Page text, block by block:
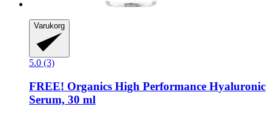
Varukorg
5.0 (3)
FREE! Organics High Performance Hyaluronic
Serum, 30 ml